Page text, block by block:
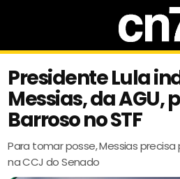
Presidente Lula
Messias, da AGU,
Barroso no STF
Para tomar posse, Messias
na CCJ do Senado